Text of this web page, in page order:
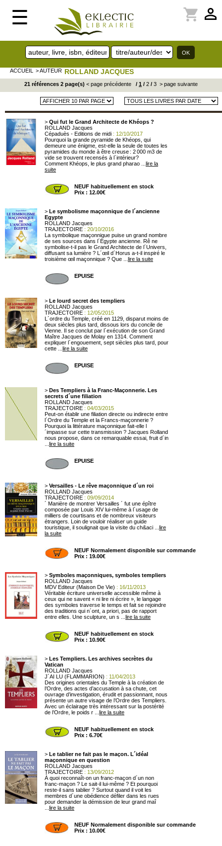
☰ perm_identity
shopping_cart
ACCUEIL > AUTEUR ROLLAND JACQUES
21 références 2 page(s) < page précédente / 1 / 2 / 3 > page suivante
> Qui fut le Grand Architecte de Khéops ?
ROLLAND Jacques
Cépaduès - Editions de midi : 12/10/2017
Pourquoi la grande pyramide de Khéops, qui
demeure une énigme, est-elle la seule de toutes les
pyramides du monde à être creuse : 2 000 m3 de
vide se trouvent recensés à l´intérieur?
Comment Khéops, le plus grand pharao ... lire la
suite
NEUF habituellement en stock
Prix : 12.00€
> Le symbolisme maçonnique de l´ancienne
Egypte
ROLLAND Jacques
TRAJECTOIRE : 20/10/2016
La symbolique maçonnique puise un grand nombre
de ses sources dans l´Égypte ancienne. Rê ne
symbolise-t-il pas le Grand Architecte de l´Univers,
diffusant sa lumière ? L´œil d´Horus a-t-il inspiré le
troisième œil maçonnique ? Que ... lire la suite
EPUISE
> Le lourd secret des templiers
ROLLAND Jacques
TRAJECTOIRE : 12/05/2015
L´ordre du Temple, créé en 1129, disparut moins de
deux siècles plus tard, dissous lors du concile de
Vienne. Il se conclut par l´exécution de son Grand
Maître Jacques de Molay en 1314. Comment
expliquer l´engouement, sept siècles plus tard, pour
cette ... lire la suite
EPUISE
> Des Templiers à la Franc-Maçonnerie. Les
secrets d´une filiation
ROLLAND Jacques
TRAJECTOIRE : 04/03/2015
Peut-on établir une filiation directe ou indirecte entre
l´Ordre du Temple et la Francs-maçonnerie ?
Pourquoi la littérature maçonnique fait-elle l
´impasse sur cette transmission ? Jacques Rolland
nous propose, dans ce remarquable essai, fruit d´in
lire la suite
EPUISE
> Versailles - Le rêve maçonnique d´un roi
ROLLAND Jacques
TRAJECTOIRE : 09/09/2014
´ Manière de montrer Versailles ´ fut une épître
composée par Louis XIV lui-même à l´usage de
milliers de courtisans et de nombreux visiteurs
étrangers. Loin de vouloir réaliser un guide
touristique, il soulignait que la visite du ch&aci ... lire
la suite
NEUF Normalement disponible sur commande
Prix : 19.00€
> Symboles maçonniques, symboles templiers
ROLLAND Jacques
MDV Editeur (Maison De Vie) : 16/11/2013
Véritable écriture universelle accessible même à
ceux qui ne savent « ni lire ni écrire », le langage
des symboles traverse le temps et fait se rejoindre
des traditions qui n´ont, a priori, pas de rapport
entre elles. Une sculpture, un s ... lire la suite
NEUF habituellement en stock
Prix : 10.90€
> Les Templiers. Les archives secrètes du
Vatican
ROLLAND Jacques
J´AI LU (FLAMMARION) : 11/04/2013
Des origines orientales du Temple à la création de
l’Ordre, des actes d’accusation à sa chute, cet
ouvrage d’investigation, érudit et passionnant, nous
présente un autre visage de l’Ordre des Templiers.
Avec un éclairage très intéressant sur la postérité
de l’Ordre, le poids r ... lire la suite
NEUF habituellement en stock
Prix : 6.70€
> Le tablier ne fait pas le maçon. L´idéal
maçonnique en question
ROLLAND Jacques
TRAJECTOIRE : 13/09/2012
À quoi reconnaît-on un franc-maçon d´un non
franc-maçon ? Le sait-il lui-même ? Et pourquoi
reste-il sans tablier ? Surtout quand il voit les
membres d´une obédience défiler dans les rues
pour demander la démission de leur grand maî
lire la suite
NEUF Normalement disponible sur commande
Prix : 10.00€